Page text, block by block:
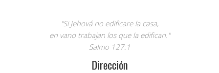
"Si Jehová no edificare la casa,
en vano trabajan los que la edifican."
Salmo 127:1
Dirección